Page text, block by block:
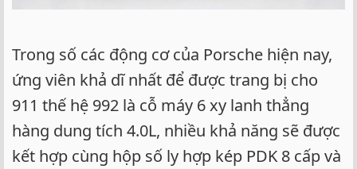
Trong số các động cơ của Porsche hiện nay,
ứng viên khả dĩ nhất để được trang bị cho
911 thế hệ 992 là cỗ máy 6 xy lanh thẳng
hàng dung tích 4.0L, nhiều khả năng sẽ được
kết hợp cùng hộp số ly hợp kép PDK 8 cấp và